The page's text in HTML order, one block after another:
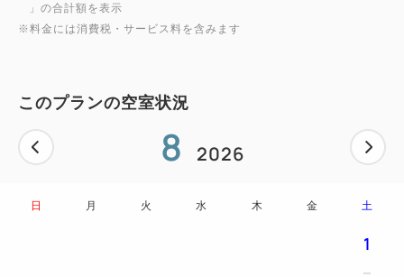
」の合計額を表示
※料金には消費税・サービス料を含みます
このプランの空室状況
8 2026
日 月 火 水 木 金 土
1